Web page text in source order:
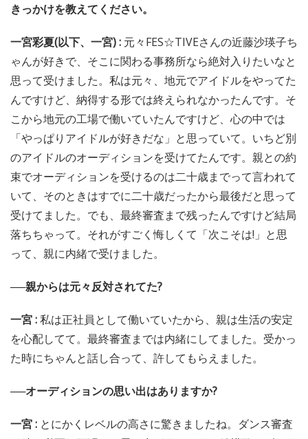
きっかけを教えてください。
一宮彩夏(以下、一宮) : 元々FES☆TIVEさんの近藤沙瑛子ち
ゃんが好きで、そこに関わる事務所なら絶対入りたいなと
思って受けました。私は元々、地元でアイドルをやってた
んですけど、納得する形では終えられなかったんです。そ
こから地元の工場で働いていたんですけど、心の中では
「やっぱりアイドルが好きだな」と思っていて。いちど別
のアイドルのオーディションを受けてたんです。親との約
束でオーディションを受けるのは二十歳までって言われて
いて、そのときはすでに二十歳だったから最後だと思って
受けてました。でも、最終審査まで残ったんですけど結局
落ちちゃって。それがすごく悔しくて「次こそは!」と思
って、親に内緒で受けました。
──親からは元々反対されてた?
一宮 :私は正社員として働いていたから、親は生活の安定
を心配してて。最終審査までは内緒にしてました。受かっ
た時にちゃんと話し合って、許してもらえました。
──オーディションの思い出はありますか?
一宮 : とにかくレベルの高さに驚きましたね。ダンス審査